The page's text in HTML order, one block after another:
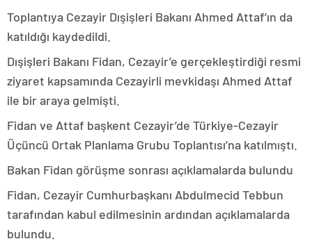
Toplantıya Cezayir Dışişleri Bakanı Ahmed Attaf’ın da
katıldığı kaydedildi.
Dışişleri Bakanı Fidan, Cezayir’e gerçekleştirdiği resmi
ziyaret kapsamında Cezayirli mevkidaşı Ahmed Attaf
ile bir araya gelmişti.
Fidan ve Attaf başkent Cezayir’de Türkiye-Cezayir
Üçüncü Ortak Planlama Grubu Toplantısı’na katılmıştı.
Bakan Fidan görüşme sonrası açıklamalarda bulundu
Fidan, Cezayir Cumhurbaşkanı Abdulmecid Tebbun
tarafından kabul edilmesinin ardından açıklamalarda
bulundu.